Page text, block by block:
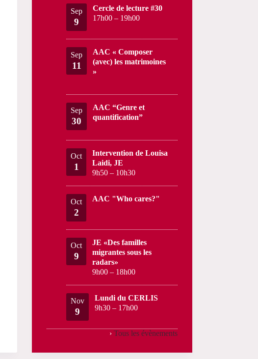
Sep
9
Cercle de lecture #30
17h00 – 19h00
Sep
11
AAC « Composer
(avec) les matrimoines
»
Sep
30
AAC “Genre et
quantification”
Oct
1
Intervention de Louisa
Laidi, JE
9h50 – 10h30
Oct
2
AAC "Who cares?"
Oct
9
JE «Des familles
migrantes sous les
radars»
9h00 – 18h00
Nov
9
Lundi du CERLIS
9h30 – 17h00
› Tous les évènements